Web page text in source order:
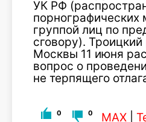
УК РФ
порнографических
группой лиц по
сговору).
Москвы 11 июня
вопрос о
не терпящего
0 0 MAX